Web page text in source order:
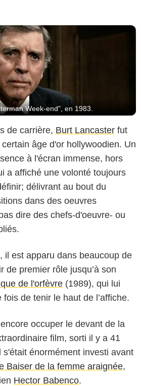
Week-end", en 1983.
de carrière, Burt Lancaster fut
âge d'or hollywoodien. Un
à l'écran immense, hors
a affiché une volonté toujours
délivrant au bout du
dans des oeuvres
dire des chefs-d'oeuvre- ou
il est apparu dans beaucoup de
de premier rôle jusqu’à son
de l'orfèvre (1989), qui lui
de tenir le haut de l’affiche.
occuper le devant de la
film, sorti il y a 41
énormément investi avant
Baiser de la femme araignée,
Hector Babenco.